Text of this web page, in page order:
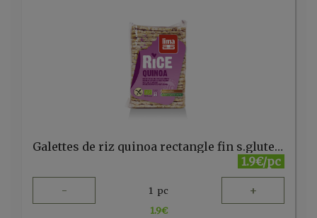
Galettes de riz quinoa rectangle fin s.gluten bio 130g Lima
1.9€/pc
- 1 pc +
1.9€